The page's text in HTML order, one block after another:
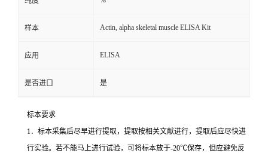
样本 Actin, alpha skeletal muscle ELISA Kit
应用 ELISA
是否进口 是
标本要求
1．标本采集后尽早进行提取，提取按相关文献进行，提取后应尽快进
行实验。若不能马上进行试验，可将标本放于-20℃保存，但应避免反